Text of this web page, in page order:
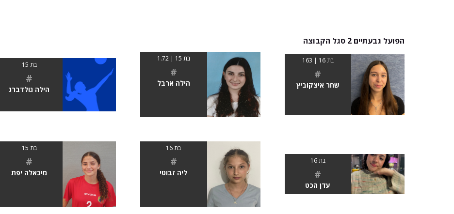
הפועל גבעתיים 2 סגל הקבוצה
בת 16 | 163
#
שחר איצקוביץ
בת 15 | 1.72
#
הילה ארבל
בת 15
#
הילה גולדברג
בת 16
#
עדן הכט
בת 16
#
ליה זבוטי
בת 15
#
מיכאלה יפת